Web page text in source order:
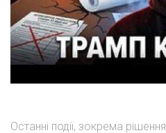
Останні події, зокрема